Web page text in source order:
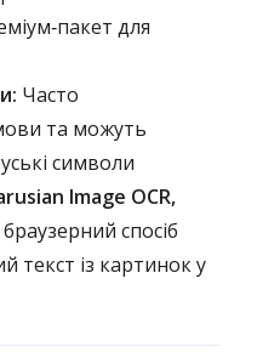
для
Часто
та можуть
символи
Image OCR,
спосіб
текст із картинок у